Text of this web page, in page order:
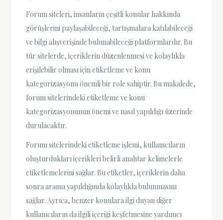
Forum siteleri, insanların çeşitli konular hakkında
görüşlerini paylaşabileceği, tartışmalara katılabileceği
ve bilgi alışverişinde bulunabileceği platformlardır. Bu
tür sitelerde, içeriklerin düzenlenmesi ve kolaylıkla
erişilebilir olması için etiketleme ve konu
kategorizasyonu önemli bir role sahiptir. Bu makalede,
forum sitelerindeki etiketleme ve konu
kategorizasyonunun önemi ve nasıl yapıldığı üzerinde
durulacaktır.
Forum sitelerindeki etiketleme işlemi, kullanıcıların
oluşturdukları içerikleri belirli anahtar kelimelerle
etiketlemelerini sağlar. Bu etiketler, içeriklerin daha
sonra arama yapıldığında kolaylıkla bulunmasını
sağlar. Ayrıca, benzer konulara ilgi duyan diğer
kullanıcıların da ilgili içeriği keşfetmesine yardımcı